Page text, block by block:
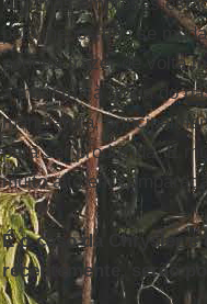
pelo menos não se
poderia trazer de volta
a indústria à glória do
manufatura,
para ser produzida. É
muito alto em
É o caso da Chrysler e
recentemente, serão